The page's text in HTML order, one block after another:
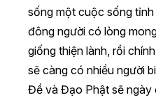
sống một cuộc sống
đông người có lòng
giống thiện lành, rồi
sẽ càng có nhiều người
Đề và Đạo Phật sẽ ngày